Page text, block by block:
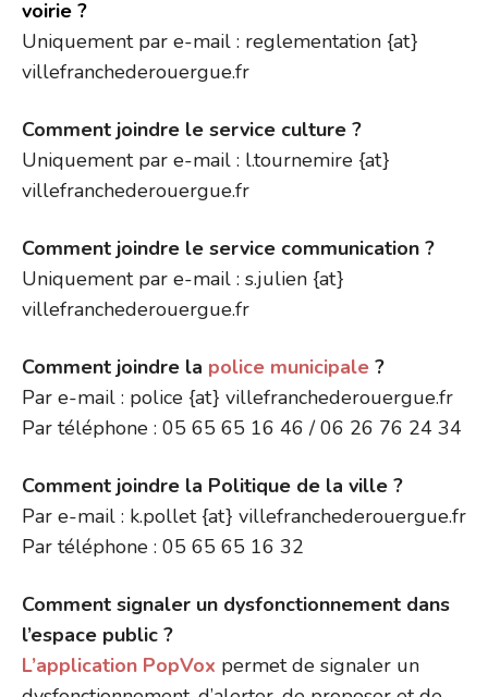
voirie ?
Uniquement par e-mail : reglementation {at}
villefranchederouergue.fr
Comment joindre le service culture ?
Uniquement par e-mail : l.tournemire {at}
villefranchederouergue.fr
Comment joindre le service communication ?
Uniquement par e-mail : s.julien {at}
villefranchederouergue.fr
Comment joindre la police municipale ?
Par e-mail : police {at} villefranchederouergue.fr
Par téléphone : 05 65 65 16 46 / 06 26 76 24 34
Comment joindre la Politique de la ville ?
Par e-mail : k.pollet {at} villefranchederouergue.fr
Par téléphone : 05 65 65 16 32
Comment signaler un dysfonctionnement dans
l’espace public ?
L’application PopVox permet de signaler un